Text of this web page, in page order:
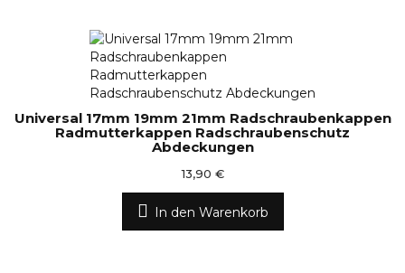
Universal 17mm 19mm 21mm Radschraubenkappen
Radmutterkappen Radschraubenschutz
Abdeckungen
13,90 €
In den Warenkorb